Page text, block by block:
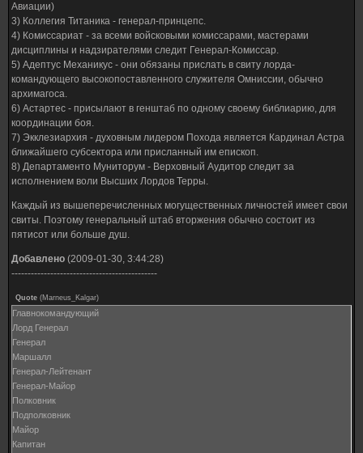
Авиации)
3) Коллегия Титаника - генерал-принцепс.
4) Комиссариат - за всеми войсковыми комиссарами, мастерами
дисциплины и надзирателями следит Генерал-Комиссар.
5) Адептус Механикус - они обязаны прислать в свиту лорда-
командующего высокопоставленного служителя Омниссии, обычно
архимагоса.
6) Астартес - присылают в генштаб по одному своему библиарию, для
координации боя.
7) Экклезиархия - духовным лидером Похода является Кардинал Астра
ближайшего субсектора или присланный им епископ.
8) Департаменто Муниторум - Верховный Аудитор следит за
исполнением воли Высших Лордов Терры.
Каждый из вышеперечисленных могущественных личностей имеет свои
свиты. Поэтому генеральный штаб вторжения обычно состоит из
пятисот или больше душ.
Добавлено (2009-01-30, 3:44:28)
---------------------------------------------
Quote (Marneus_Kalgar)
Главнокомандующий
Лорд Генерал
Генерал
Маршалл
Генерал-Лейтенант
Генерал-Майор
Полковник
Подполковник
Майор
Капитан